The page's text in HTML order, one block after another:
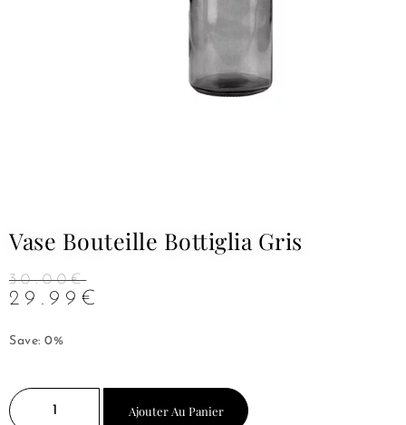
Vase Bouteille Bottiglia Gris
30.00€
29.99 €
Save: 0%
Ajouter Au Panier